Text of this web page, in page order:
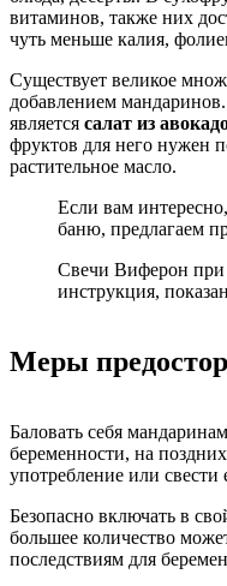
витаминов, также них
чуть меньше калия,
Существует великое
добавлением
является салат из
фруктов для него нужен
растительное масло.
Если вам
баню, предлагаем
Свечи Виферон при
инструкция,
Меры
Баловать себя
беременности, на
употребление или
Безопасно включать в
большее количество
последствиям для